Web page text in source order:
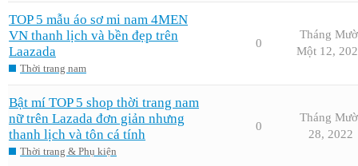
TOP 5 mẫu áo sơ mi nam 4MEN
VN thanh lịch và bền đẹp trên
Laazada
Thời trang nam
0
Tháng
Một 12,
Bật mí TOP 5 shop thời trang nam
nữ trên Lazada đơn giản nhưng
thanh lịch và tôn cá tính
Thời trang & Phụ kiện
0
Tháng
28, 2022